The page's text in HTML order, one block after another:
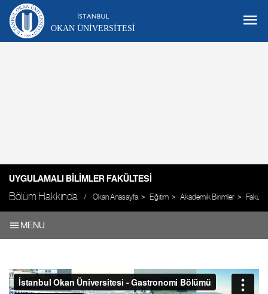
OKAN ÜNIVERSITESI
UYGULAMALI BILIMLER FAKÜLTESI
Bölüm Hakkında Okan Anasayfa Eğitim Akademik Birimler
MENU